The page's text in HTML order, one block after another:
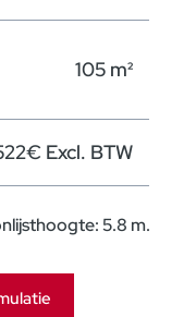
105 m²
Excl. BTW
5.8 m.
180.839€ Excl.